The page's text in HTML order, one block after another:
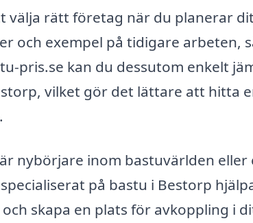
välja rätt företag när du planerar
och exempel på tidigare arbeten,
pris.se kan du dessutom enkelt
vilket gör det lättare att hitta
nybörjare inom bastuvärlden
på bastu i Bestorp
skapa en plats för avkoppling i